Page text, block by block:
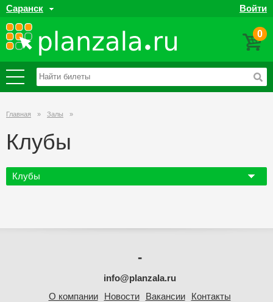
Саранск Войти
0
Главная » Залы »
Клубы
Клубы
-
info@planzala.ru
О компании
Новости Вакансии Контакты